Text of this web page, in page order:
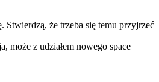
że trzeba się temu przyjrzeć
może z udziałem nowego space